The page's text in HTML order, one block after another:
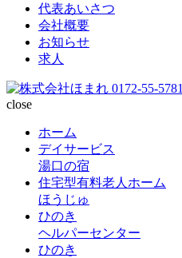
代表あいさつ
会社概要
お知らせ
求人
0172-55-5781
close
ホーム
デイサービス
湯口の宿
住宅型有料老人ホーム
ほうじゅ
ひのき
ヘルパーセンター
ひのき